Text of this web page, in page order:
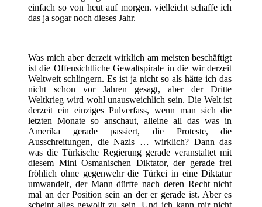
einfach so von heut auf morgen. vielleicht schaffe ich
das ja sogar noch dieses Jahr.
Was mich aber derzeit wirklich am meisten beschäftigt
ist die Offensichtliche Gewaltspirale in die wir derzeit
Weltweit schlingern. Es ist ja nicht so als hätte ich das
nicht schon vor Jahren gesagt, aber der Dritte
Weltkrieg wird wohl unausweichlich sein. Die Welt ist
derzeit ein einziges Pulverfass, wenn man sich die
letzten Monate so anschaut, alleine all das was in
Amerika gerade passiert, die Proteste, die
Ausschreitungen, die Nazis … wirklich? Dann das
was die Türkische Regierung gerade veranstaltet mit
diesem Mini Osmanischen Diktator, der gerade frei
fröhlich ohne gegenwehr die Türkei in eine Diktatur
umwandelt, der Mann dürfte nach deren Recht nicht
mal an der Position sein an der er gerade ist. Aber es